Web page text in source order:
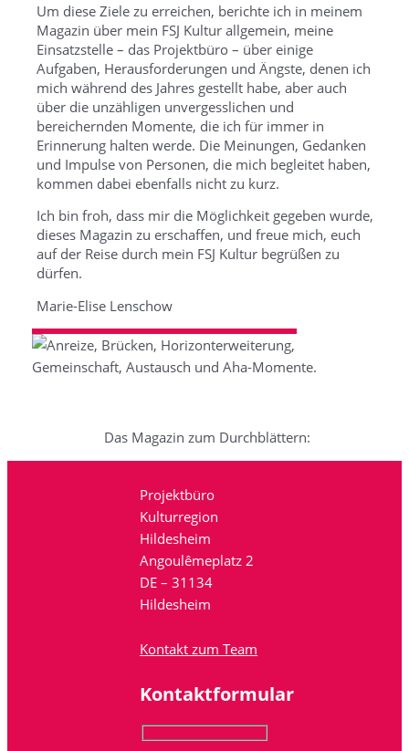
Um diese Ziele zu erreichen, berichte ich in meinem
Magazin über mein FSJ Kultur allgemein, meine
Einsatzstelle – das Projektbüro – über einige
Aufgaben, Herausforderungen und Ängste, denen ich
mich während des Jahres gestellt habe, aber auch
über die unzähligen unvergesslichen und
bereichernden Momente, die ich für immer in
Erinnerung halten werde. Die Meinungen, Gedanken
und Impulse von Personen, die mich begleitet haben,
kommen dabei ebenfalls nicht zu kurz.
Ich bin froh, dass mir die Möglichkeit gegeben wurde,
dieses Magazin zu erschaffen, und freue mich, euch
auf der Reise durch mein FSJ Kultur begrüßen zu
dürfen.
Marie-Elise Lenschow
Das Magazin zum Durchblättern:
Projektbüro
Kulturregion
Hildesheim
Angoulêmeplatz 2
DE – 31134
Hildesheim
Kontakt zum Team
Kontaktformular